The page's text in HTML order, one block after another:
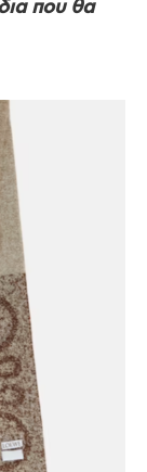
που θα